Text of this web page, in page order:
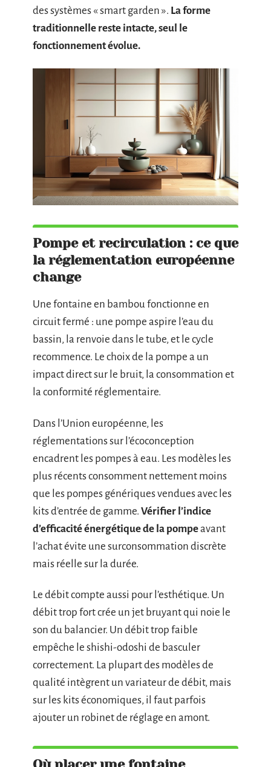
des systèmes « smart garden ». La forme
traditionnelle reste intacte, seul le
fonctionnement évolue.
Pompe et recirculation : ce que
la réglementation européenne
change
Une fontaine en bambou fonctionne en
circuit fermé : une pompe aspire l’eau du
bassin, la renvoie dans le tube, et le cycle
recommence. Le choix de la pompe a un
impact direct sur le bruit, la consommation et
la conformité réglementaire.
Dans l’Union européenne, les
réglementations sur l’écoconception
encadrent les pompes à eau. Les modèles les
plus récents consomment nettement moins
que les pompes génériques vendues avec les
kits d’entrée de gamme. Vérifier l’indice
d’efficacité énergétique de la pompeavant
l’achat évite une surconsommation discrète
mais réelle sur la durée.
Le débit compte aussi pour l’esthétique. Un
débit trop fort crée un jet bruyant qui noie le
son du balancier. Un débit trop faible
empêche le shishi-odoshi de basculer
correctement. La plupart des modèles de
qualité intègrent un variateur de débit, mais
sur les kits économiques, il faut parfois
ajouter un robinet de réglage en amont.